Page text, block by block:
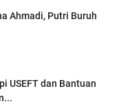
Ahmadi, Putri Buruh
USEFT dan Bantuan